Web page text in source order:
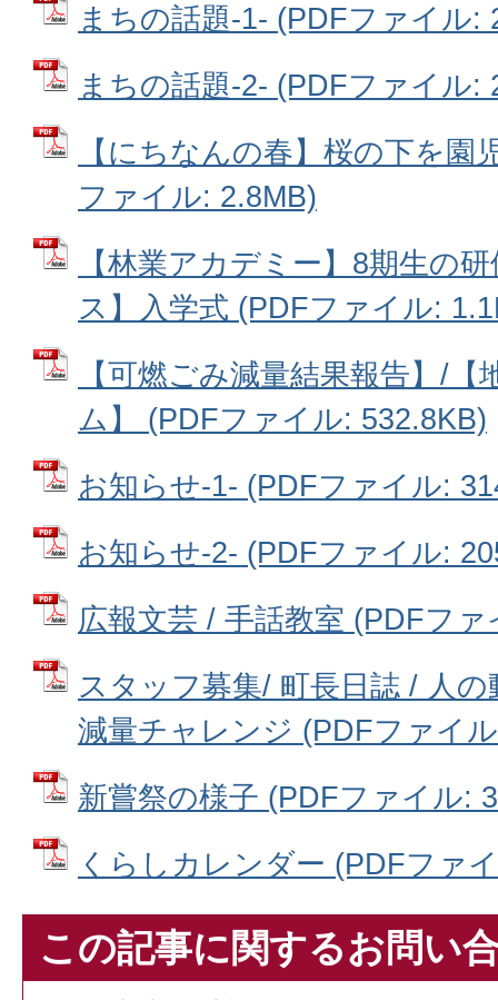
まちの話題‐1- (PDFファイル:
まちの話題‐2- (PDFファイル:
【にちなんの春】桜の下を園
ファイル: 2.8MB)
【林業アカデミー】8期生の
ス】入学式 (PDFファイル:
【可燃ごみ減量結果報告】/
ム】 (PDFファイル: 532.8KB)
お知らせ‐1- (PDFファイル:
お知らせ‐2- (PDFファイル:
広報文芸 / 手話教室 (PDFフ
スタッフ募集/ 町長日誌 / 人
減量チャレンジ (PDFファイ
新嘗祭の様子 (PDFファイル:
くらしカレンダー (PDFファ
この記事に関するお問い